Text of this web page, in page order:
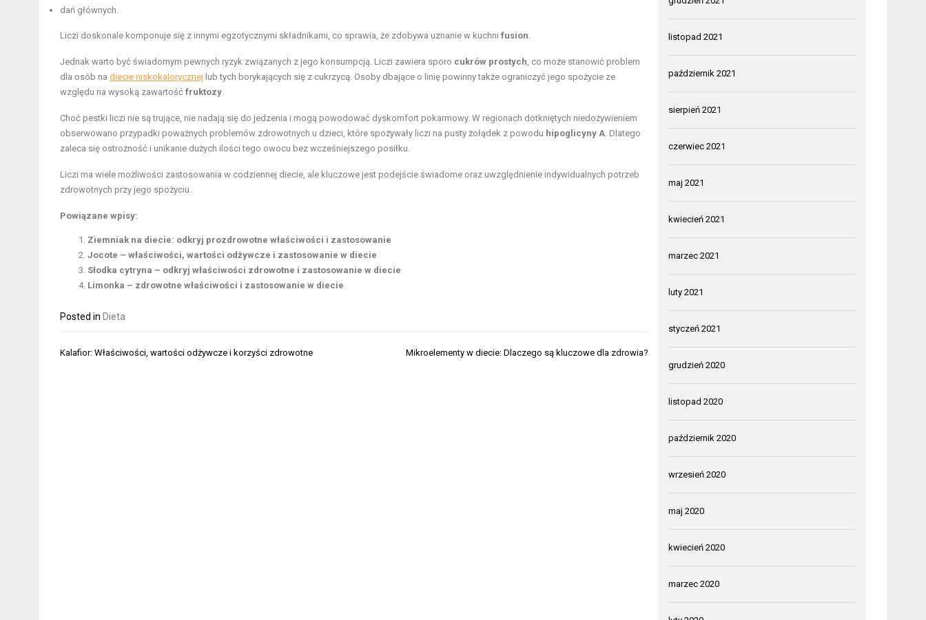
dań głównych.
Liczi doskonale komponuje się z innymi egzotycznymi składnikami, co sprawia, że zdobywa uznanie w kuchni fusion
Jednak warto być świadomym pewnych ryzyk związanych z jego konsumpcją. Liczi zawiera sporo cukrów prostych , co może stanowić problem
dla osób na diecie niskokalorycznej lub tych borykających się z cukrzycą. Osoby dbające o linię powinny także ograniczyć jego spożycie ze
względu na wysoką zawartość fruktozy
Choć pestki liczi nie są trujące, nie nadają się do jedzenia i mogą powodować dyskomfort pokarmowy. W regionach dotkniętych niedożywieniem
obserwowano przypadki poważnych problemów zdrowotnych u dzieci, które spożywały liczi na pusty żołądek z powodu hipoglicyny A . Dlatego
zaleca się ostrożność i unikanie dużych ilości tego owocu bez wcześniejszego posiłku.
Liczi ma wiele możliwości zastosowania w codziennej diecie, ale kluczowe jest podejście świadome oraz uwzględnienie indywidualnych potrzeb
zdrowotnych przy jego spożyciu.
Powiązane wpisy:
Ziemniak na diecie: odkryj prozdrowotne właściwości i zastosowanie
Jocote – właściwości, wartości odżywcze i zastosowanie w diecie
Słodka cytryna – odkryj właściwości zdrowotne i zastosowanie w diecie
Limonka – zdrowotne właściwości i zastosowanie w diecie
Posted in Dieta
Nawigacja
Kalafior: Właściwości, wartości odżywcze i korzyści zdrowotne Mikroelementy w diecie: Dlaczego są kluczowe dla zdrowia?
listopad 2021
październik 2021
sierpień 2021
czerwiec 2021
maj 2021
kwiecień 2021
marzec 2021
luty 2021
styczeń 2021
grudzień 2020
listopad 2020
październik 2020
wrzesień 2020
maj 2020
kwiecień 2020
marzec 2020